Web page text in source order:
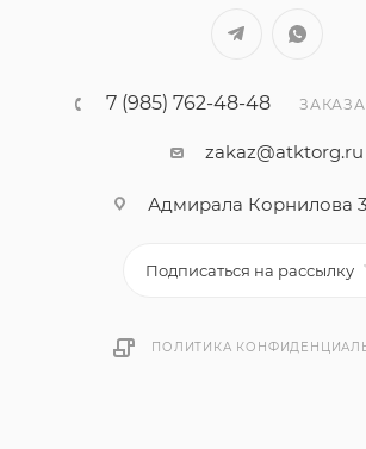
7 (985) 762-48-48
zakaz@atktorg.ru
Адмирала Корнилова
Подписаться на рассылку
ПОЛИТИКА